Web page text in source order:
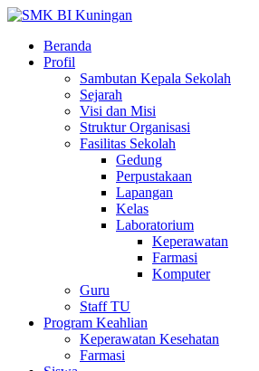
Beranda
Profil
Sambutan Kepala Sekolah
Sejarah
Visi dan Misi
Struktur Organisasi
Fasilitas Sekolah
Gedung
Perpustakaan
Lapangan
Kelas
Laboratorium
Keperawatan
Farmasi
Komputer
Guru
Staff TU
Program Keahlian
Keperawatan Kesehatan
Farmasi